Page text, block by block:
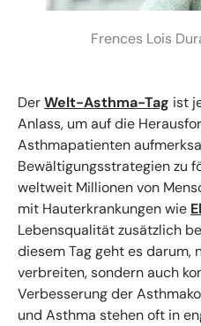
Frences Lois
DerWelt-Asthma-Tag ist
Anlass, um auf die
Asthmapatienten
Bewältigungsstrategien zu
weltweit Millionen von
mit Hauterkrankungen wie
Lebensqualität zusätzlich
diesem Tag geht es darum,
verbreiten, sondern auch
Verbesserung der
und Asthma stehen oft in